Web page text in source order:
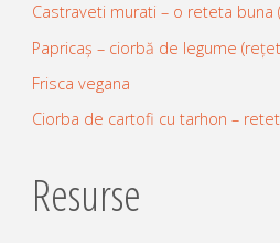
Castraveti murati – o reteta buna
Papricaș – ciorbă de legume
Frisca vegana
Ciorba de cartofi cu tarhon –
Resurse